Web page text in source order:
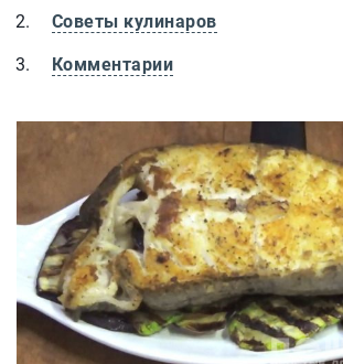
Советы кулинаров
Комментарии
Замороженный палтус